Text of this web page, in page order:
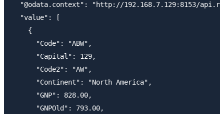
"@odata.context": "http://192.168.7.129:8153/
  "value": [
    {
      "Code": "ABW",
      "Capital": 129,
      "Code2": "AW",
      "Continent": "North America",
      "GNP": 828.00,
      "GNPOld": 793.00,